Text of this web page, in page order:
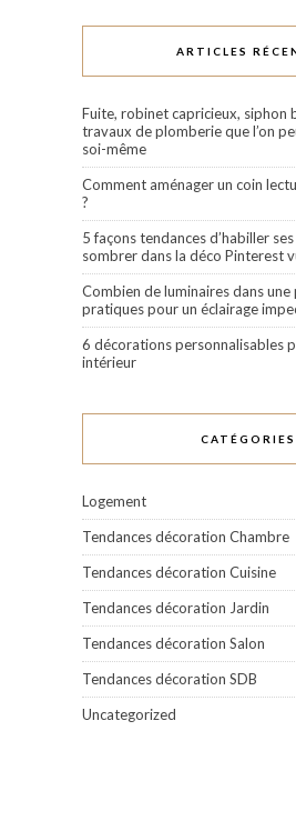
ARTICLES
Fuite, robinet capricieux, siphon
travaux de plomberie que l’on
soi-même
Comment aménager un coin
?
5 façons tendances d’habiller
sombrer dans la déco Pinterest
Combien de luminaires dans une
pratiques pour un éclairage
6 décorations personnalisables
intérieur
CATÉGORIES
Logement
Tendances décoration Chambre
Tendances décoration Cuisine
Tendances décoration Jardin
Tendances décoration Salon
Tendances décoration SDB
Uncategorized